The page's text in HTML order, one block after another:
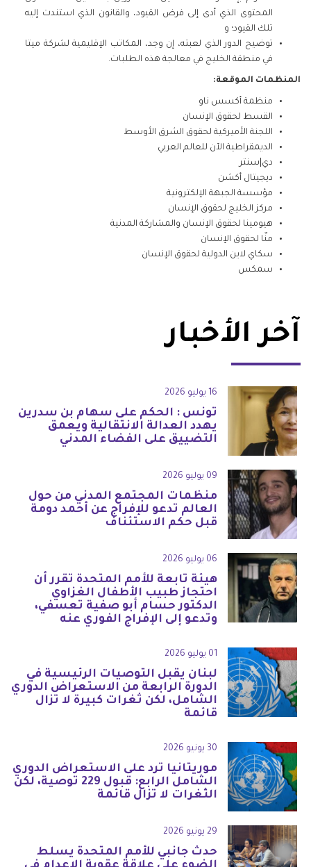
المحتوى الذي أدى إلى فرض القيود، والقانون الذي استندت إليه
تلك القيود؛ و
توضيح الدور الذي لعبته، إن وجد، المكاتب الإقليمية لشركة ميتا
في منطقة الخليج في معالجة هذه الطلبات.
المنظمات الموقعة:
منظمة أكسس ناو
القسط لحقوق الإنسان
اللجنة الأميركية لحقوق الشرق الأوسط
الديمقراطية الآن للعالم العربي
دي|سنتر
ديجيتال أكشن
مؤسسة الجبهة الإلكترونية
مركز الخليج لحقوق الإنسان
هيومينا لحقوق الإنسان والمشاركة المدنية
منّا لحقوق الإنسان
سكاي لاين الدولية لحقوق الإنسان
سمكس
آخر الأخبار
16 يوليو 2026
تونس : الحكم على سهام بن سدرين
يهدد العدالة الانتقالية ويعمق
التضييق على الفضاء المدني
09 يوليو 2026
منظمات المجتمع المدني من حول
العالم تدعو للإفراج عن أحمد دومة
قبل حكم الاستئناف
06 يوليو 2026
هيئة تابعة للأمم المتحدة تقرر أن
احتجاز طبيب الأطفال الغزاوي
الدكتور حسام أبو صفية تعسفي،
وتدعو إلى الإفراج الفوري عنه
01 يوليو 2026
لبنان يقبل التوصيات الرئيسية في
الدورة الرابعة من الاستعراض الدوري
الشامل، لكن ثغرات كبيرة لا تزال
قائمة
30 يونيو 2026
موريتانيا ترد على الاستعراض الدوري
الشامل الرابع: قبول 229 توصية، لكن
الثغرات لا تزال قائمة
29 يونيو 2026
حدث جانبي للأمم المتحدة يسلط